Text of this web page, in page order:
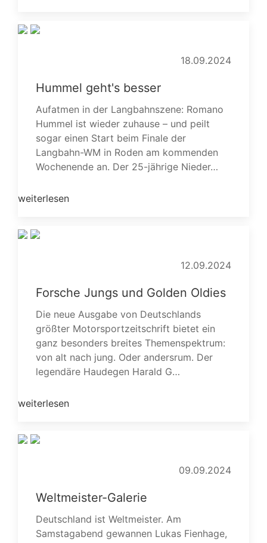
18.09.2024
Hummel geht's besser
Aufatmen in der Langbahnszene: Romano
Hummel ist wieder zuhause – und peilt
sogar einen Start beim Finale der
Langbahn-WM in Roden am kommenden
Wochenende an. Der 25-jährige Nieder…
weiterlesen
12.09.2024
Forsche Jungs und Golden Oldies
Die neue Ausgabe von Deutschlands
größter Motorsportzeitschrift bietet ein
ganz besonders breites Themenspektrum:
von alt nach jung. Oder andersrum. Der
legendäre Haudegen Harald G…
weiterlesen
09.09.2024
Weltmeister-Galerie
Deutschland ist Weltmeister. Am
Samstagabend gewannen Lukas Fienhage,